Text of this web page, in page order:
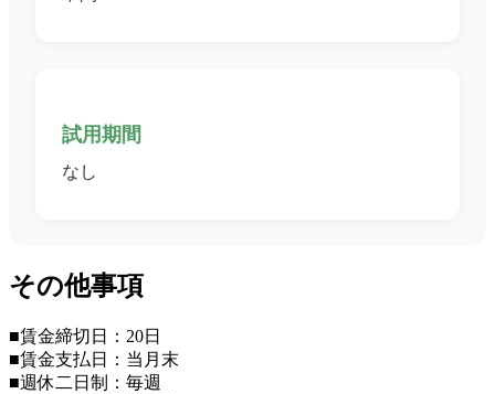
試用期間
なし
その他事項
■賃金締切日：20日
■賃金支払日：当月末
■週休二日制：毎週